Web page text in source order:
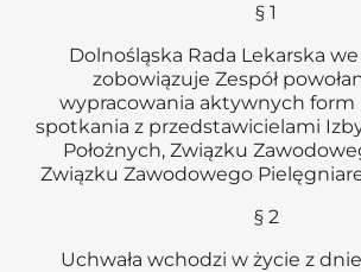
§ 1
Dolnośląska Rada Lekarska
zobowiązuje Zespół
wypracowania aktywnych
spotkania z przedstawicielami
Położnych, Związku
Związku Zawodowego
§ 2
Uchwała wchodzi w życie z